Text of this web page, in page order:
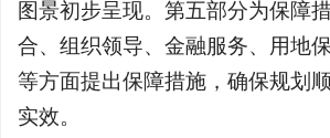
图景初步呈现。第五部分为保障
合、组织领导、金融服务、用地
等方面提出保障措施，确保规划
实效。